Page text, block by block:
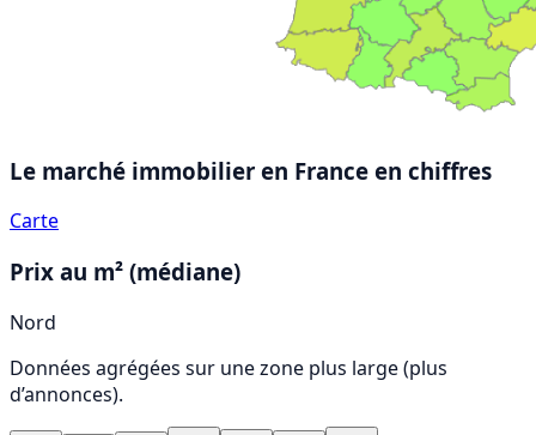
Le marché immobilier en France en chiffres
Carte
Prix au m² (médiane)
Nord
Données agrégées sur une zone plus large (plus
d’annonces).